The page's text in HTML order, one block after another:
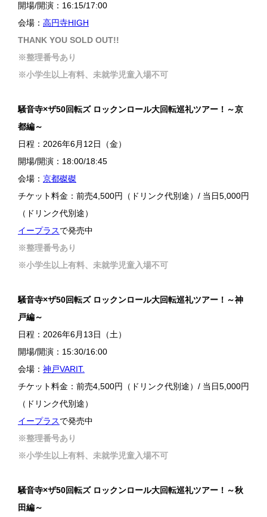
開場/開演：16:15/17:00
会場： 高円寺HIGH
THANK YOU SOLD OUT!!
※整理番号あり
※小学生以上有料、未就学児童入場不可
騒音寺×ザ50回転ズ ロックンロール大回転巡礼ツアー！～京
都編～
日程：2026年6月12日（金）
開場/開演：18:00/18:45
会場： 京都磔磔
チケット料金：前売4,500円（ドリンク代別途）/ 当日5,000円
（ドリンク代別途）
イープラスで発売中
※整理番号あり
※小学生以上有料、未就学児童入場不可
騒音寺×ザ50回転ズ ロックンロール大回転巡礼ツアー！～神
戸編～
日程：2026年6月13日（土）
開場/開演：15:30/16:00
会場： 神戸VARIT.
チケット料金：前売4,500円（ドリンク代別途）/ 当日5,000円
（ドリンク代別途）
イープラスで発売中
※整理番号あり
※小学生以上有料、未就学児童入場不可
騒音寺×ザ50回転ズ ロックンロール大回転巡礼ツアー！～秋
田編～